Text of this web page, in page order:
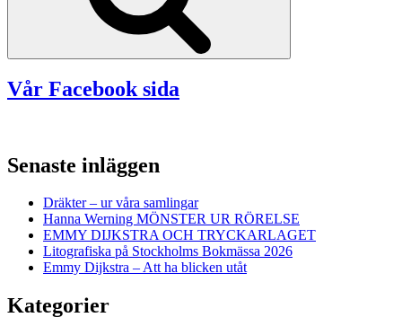
Vår Facebook sida
Senaste inläggen
Dräkter – ur våra samlingar
Hanna Werning MÖNSTER UR RÖRELSE
EMMY DIJKSTRA OCH TRYCKARLAGET
Litografiska på Stockholms Bokmässa 2026
Emmy Dijkstra – Att ha blicken utåt
Kategorier